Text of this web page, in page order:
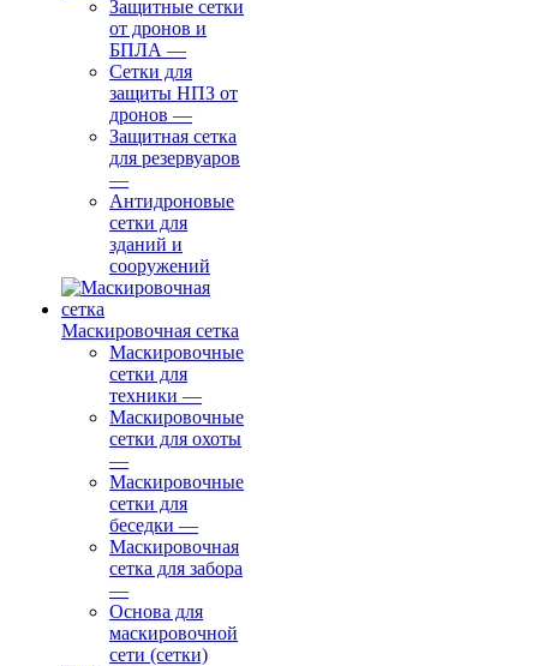
Защитные сетки
от дронов и
БПЛА —
Сетки для
защиты НПЗ от
дронов —
Защитная сетка
для резервуаров
—
Антидроновые
сетки для
зданий и
сооружений
Маскировочная сетка
Маскировочные
сетки для
техники —
Маскировочные
сетки для охоты
—
Маскировочные
сетки для
беседки —
Маскировочная
сетка для забора
—
Основа для
маскировочной
сети (сетки)